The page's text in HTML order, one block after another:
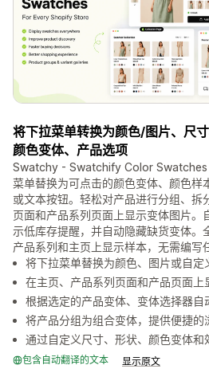
将下拉菜单转换为颜色/图片、尺
颜色变体、产品选项
Swatchy - Swatchify Color Swatches
菜单替换为可点击的颜色变体、颜色样
或文本按钮。轻松对产品进行分组、拆
页面和产品系列页面上显示变体图片。
示低库存提醒，并自动隐藏缺货变体。
产品系列和主页上显示样本，无需编写
将下拉菜单替换为颜色、图片或自定
在主页、产品系列页面和产品页面上
根据选定的产品变体、变体选择器自
将产品分组为组合变体，提供便捷的
通过自定义尺寸、形状、颜色变体和
包含自动翻译的文本 显示原文